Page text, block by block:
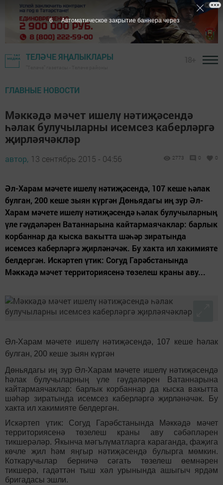
ТЕЛӘЧЕ ЯҢАЛЫКЛАРЫ
ГЛАВНЫЕ НОВОСТИ
Мәккәдә мәчет ишелү нәтиҗәсендә
һәлак булучыларны исемсез каберләргә
җирләячәкләр
автор, 13 сентябрь 2015 - 04:56 2773 0 0
Әл-Харам мәчете ишелү нәтиҗәсендә, 107 кеше һәлак
булган, 200 кеше зыян күргән Дөньядагы иң зур Әл-
Харам мәчете ишелү нәтиҗәсендә һәлак булучыларның
үле гәүдәләрен Ватаннарына кайтармаячаклар: барлык
корбаннар да кыска вакытта шәһәр зиратында
исемсез каберләргә җирләнәчәк. Бу хакта ил хакимияте
белдергән. Искәртеп үтик: Согуд Гарәбстанында
Мәккәдә мәчет территориясенә төзелеш краны аву...
Әл-Харам мәчете ишелү нәтиҗәсендә, 107 кеше һәлак
булган, 200 кеше зыян күргән
Дөньядагы иң зур Әл-Харам мәчете ишелү нәтиҗәсендә
һәлак булучыларның үле гәүдәләрен Ватаннарына
кайтармаячаклар: барлык корбаннар да кыска вакытта
шәһәр зиратында исемсез каберләргә җирләнәчәк. Бу
хакта ил хакимияте белдергән.
Искәртеп үтик: Согуд Гарәбстанында Мәккәдә мәчет
территориясенә төзелеш краны аву сәбәпләрен
тикшерәләр. Якынча мәгълүматларга караганда, фаҗига
көчле җил һәм яңгыр нәтиҗәсендә булырга мөмкин.
Коткаручылар берничә сәгать төзелеш өемнәрен
тикшерә, гадәттән тыш хәл урынында ашыгыч ярдәм
бригадасы эшли.
6 Автоматическое закрытие баннера через